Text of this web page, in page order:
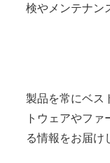
検やメンテナン
製品を常にベス
トウェアやフ
る情報をお届け